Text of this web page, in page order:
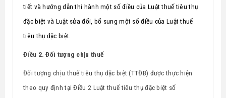
tiết và hướng dẫn thi hành một số điều của Luật thuế tiêu thụ
đặc biệt và Luật sửa đổi, bổ sung một số điều của Luật thuế
tiêu thụ đặc biệt.
Điều 2. Đối tượng chịu thuế
Đối tượng chịu thuế tiêu thụ đặc biệt (TTĐB) được thực hiện
theo quy định tại Điều 2 Luật thuế tiêu thụ đặc biệt số